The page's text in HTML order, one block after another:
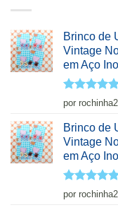
Brinco de
Vintage
em Aço
Avaliação5
de 5
por
Brinco de
Vintage
em Aço
Avaliação5
de 5
por